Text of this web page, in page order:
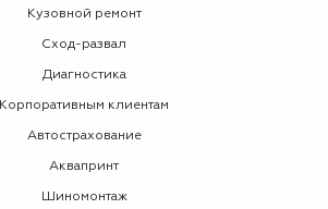
Кузовной ремонт
Сход-развал
Диагностика
Корпоративным клиентам
Автострахование
Аквапринт
Шиномонтаж